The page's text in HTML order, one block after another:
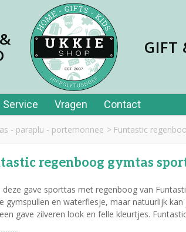
GIFT
Service Vragen Contact
- paraplu - portemonnee > Funtastic
regenboog gymtas
deze gave sporttas met regenboog van
gymspullen en waterflesje, maar natuurlijk
gave zilveren look en felle kleurtjes.